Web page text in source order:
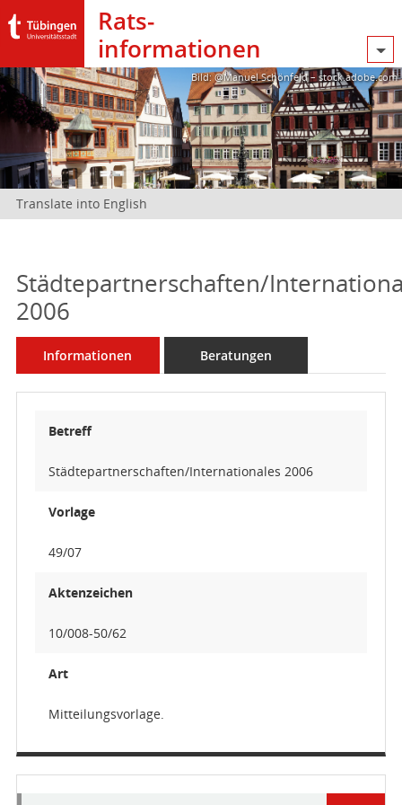
Rats­
informationen
Bild: @Manuel Schönfeld – stock.adobe.com
Translate into English
Städtepartnerschaften/
2006
Informationen Beratungen
Betreff
Städtepartnerschaften/Internationales 2006
Vorlage
49/07
Aktenzeichen
10/008-50/62
Art
Mitteilungsvorlage.